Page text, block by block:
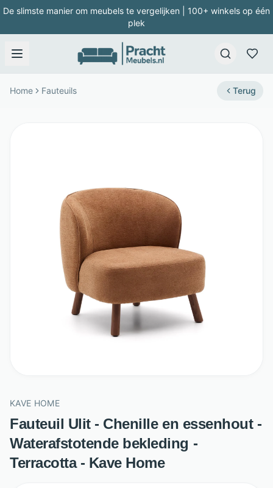
De slimste manier om meubels te vergelijken | 100+ winkels op één
plek
Home Fauteuils Terug
KAVE HOME
Fauteuil Ulit - Chenille en essenhout -
Waterafstotende bekleding -
Terracotta - Kave Home